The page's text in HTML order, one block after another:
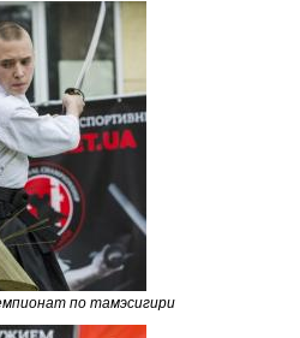
по тамэсигири